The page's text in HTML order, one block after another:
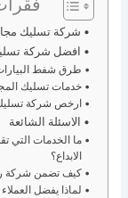
شركة تسليك
افضل شركة
طرق شفط البيارات
خدمات تسليك
ارخص شركة تسليك
الاسئلة الشائعة
ما الخدمات التي
الابداع؟
كيف تضمن شركة
لماذا يفضل